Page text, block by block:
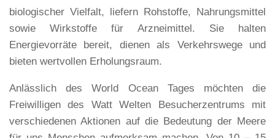
der Weltwasservorkommen. Sie sind reich an
biologischer Vielfalt, liefern Rohstoffe, Nahrungsmittel
sowie Wirkstoffe für Arzneimittel. Sie halten
Energievorräte bereit, dienen als Verkehrswege und
Anlässlich des World Ocean Tages möchten die
Freiwilligen des Watt Welten Besucherzentrums mit
verschiedenen Aktionen auf die Bedeutung der Meere